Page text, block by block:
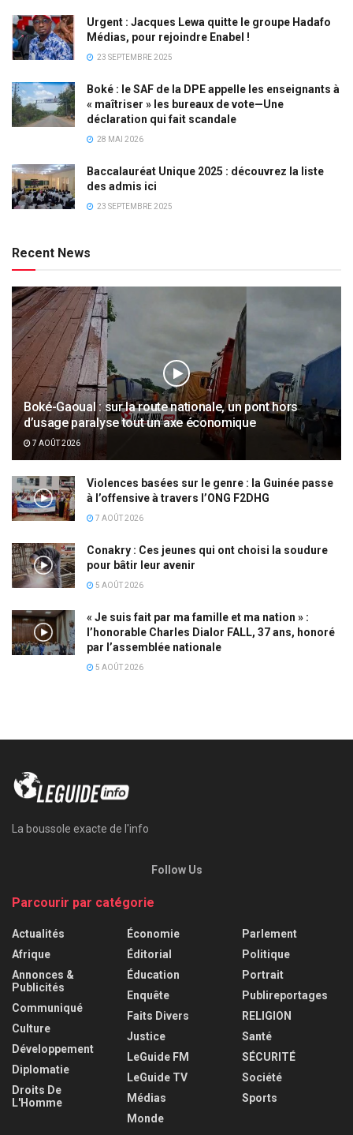
Urgent : Jacques Lewa quitte le groupe Hadafo
Médias, pour rejoindre Enabel !
23 SEPTEMBRE 2025
Boké : le SAF de la DPE appelle les enseignants à
« maîtriser » les bureaux de vote—Une
déclaration qui fait scandale
28 MAI 2026
Baccalauréat Unique 2025 : découvrez la liste
des admis ici
23 SEPTEMBRE 2025
Recent News
Boké-Gaoual : sur la route nationale, un pont hors
d’usage paralyse tout un axe économique
7 AOÛT 2026
Violences basées sur le genre : la Guinée passe
à l’offensive à travers l’ONG F2DHG
7 AOÛT 2026
Conakry : Ces jeunes qui ont choisi la soudure
pour bâtir leur avenir
5 AOÛT 2026
« Je suis fait par ma famille et ma nation » :
l’honorable Charles Dialor FALL, 37 ans, honoré
par l’assemblée nationale
5 AOÛT 2026
La boussole exacte de l'info
Follow Us
Parcourir par catégorie
Actualités
Afrique
Annonces &
Publicités
Communiqué
Culture
Développement
Diplomatie
Droits De
L'Homme
Économie
Éditorial
Éducation
Enquête
Faits Divers
Justice
LeGuide FM
LeGuide TV
Médias
Monde
Parlement
Politique
Portrait
Publireportages
RELIGION
Santé
SÉCURITÉ
Société
Sports